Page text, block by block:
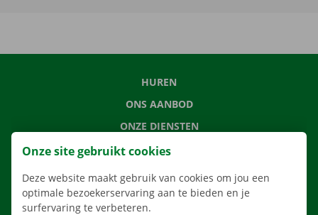
HUREN
ONS AANBOD
ONZE DIENSTEN
LOCATIES
VERHUISOPLOSSINGEN
Onze site gebruikt cookies
Deze website maakt gebruik van cookies om jou een
optimale bezoekerservaring aan te bieden en je
surfervaring te verbeteren.